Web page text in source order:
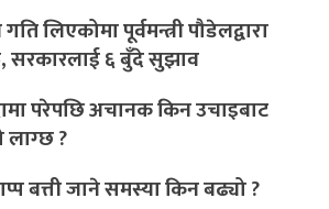
लिएकोमा पूर्वमन्त्री पौडेलद्वारा
सरकारलाई ६ बुँदे सुझाव
परेपछि अचानक किन उचाइबाट
?
बत्ती जाने समस्या किन बढ्यो ?